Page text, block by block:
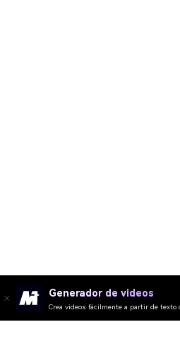
Generador de videos
Crea videos fácilmente a partir de texto